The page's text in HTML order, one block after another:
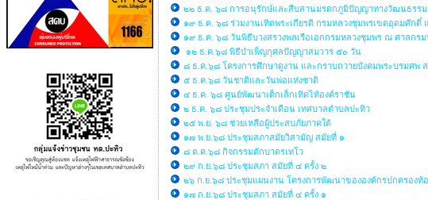
๒๒ ธ.ค. ๖๘ การอนุรักษ์และสืบสานมรดกภูมิปัญญาทางวัฒนธรรม
๑๙ ธ.ค. ๖๘ ร่วมงานเทิดพระเกียรติ กรมหลวงชุมพรเขตอุดมศักดิ์
๑๙ ธ.ค. ๖๘ วันพิธีบวงสรวงพลเรือเอกกรมหลวงชุมพร ณ ศาลกร
๑๒ ธ.ค.๖๘ พิธีบำเพ็ญกุศลปัญญาสมวาร ๕๐ วัน
๘ ธ.ค.๖๘ โครงการศึกษาดูงาน และกราบถวายบังคมพระบรมศพ
๕ ธ.ค.๖๘ วันชาติและวันพ่อแห่งชาติ
๔ ธ.ค. ๖๘ ศูนย์พัฒนาเด็กเล็กเทิดไท้องค์ราชัน
๒ ธ.ค. ๖๘ ประชุมประจำเดือน เทศบาลตำบลปะทิว
๒๕ พ.ย. ๖๘ ช่วยเหลือผู้ประสบภัยภาคใต้
๑๗ พ.ย.๖๘ ประชุมสภาสมัยวิสามัญ สมัยที่ ๑
๘ ต.ค.๖๘ กิจกรรมตักบาตรเทโว
๒๙ ก.ย.๖๘ ประชุมสภา สมัยที่ ๔ ครั้ง ๒
๒๖ ก.ย.๖๘ ประชุมแผนงาน โครงการพัฒนาขององค์กรปกครองท้
๑๗ ก.ย.๖๘ ประชุมสภา สมัยที่ ๔ ครั้ง ๑